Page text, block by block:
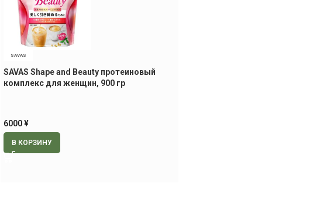
SAVAS
SAVAS Shape and Beauty протеиновый
комплекс для женщин, 900 гр
6000¥
В КОРЗИНУ